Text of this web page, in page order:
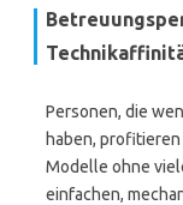
Personen, die
haben,
Modelle ohne
einfachen,